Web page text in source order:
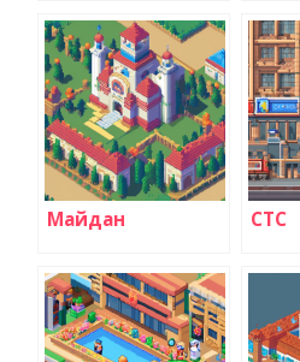
Майдан СТС